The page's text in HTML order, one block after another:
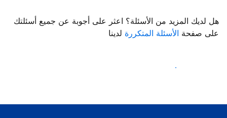
هل لديك المزيد من الأسئلة؟ اعثر على أجوبة عن جميع أسئلتك
على صفحة الأسئلة المتكررة لدينا
ابدأ باستقبال الضيوف